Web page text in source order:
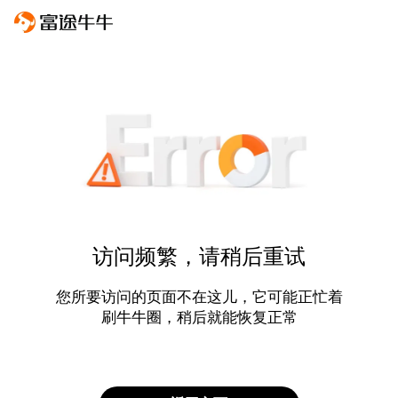
访问频繁，请稍后重试
您所要访问的页面不在这儿，它可能正忙着
刷牛牛圈，稍后就能恢复正常